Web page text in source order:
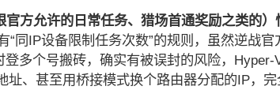
官方允许的日常任务、猎场首通奖励之类的）
“同IP设备限制任务次数”的规则，虽然逆战官
多个号搬砖，确实有被误封的风险，Hyper-
址、甚至用桥接模式换个路由器分配的IP，